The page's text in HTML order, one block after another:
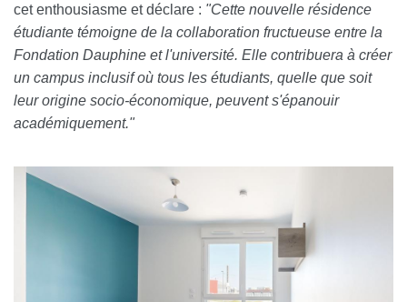
cet enthousiasme et déclare : "Cette nouvelle résidence
étudiante témoigne de la collaboration fructueuse entre la
Fondation Dauphine et l'université. Elle contribuera à créer
un campus inclusif où tous les étudiants, quelle que soit
leur origine socio-économique, peuvent s'épanouir
académiquement."